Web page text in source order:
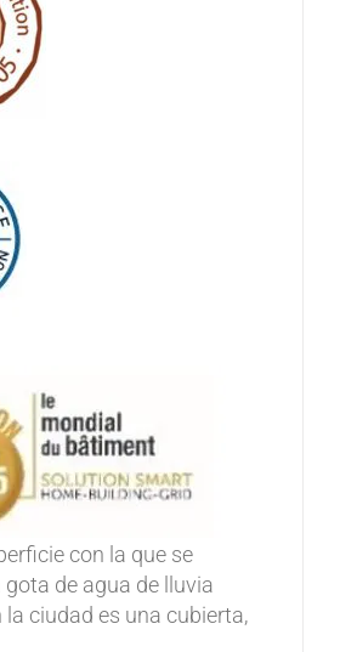
con la que se
de agua de lluvia
la ciudad es una cubierta,